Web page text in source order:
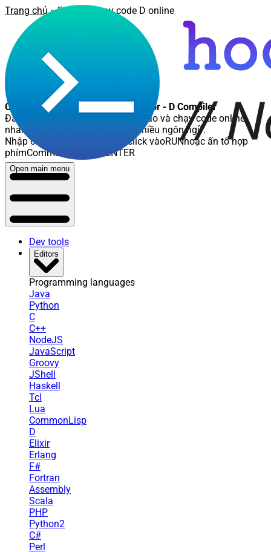
Open main menu
Dev tools
Editors
Programming languages
Java
Python
C
C++
NodeJS
JavaScript
Groovy
JShell
Haskell
Tcl
Lua
CommonLisp
D
Elixir
Erlang
F#
Fortran
Assembly
Scala
PHP
Python2
C#
Perl
Trang chủ»Editor » Chạy code D online
Chạy code D online - Online D Editor - D Compiler
Đây là nơi các bạn có thể soạn thảo và chạy code online,
nhanh chóng và tiện lợi, hỗ trợ nhiều ngôn ngữ.
Nhập code cần chạy, sau đó click vàoRUNhoặc ấn tổ hợp
phímCommand (Ctrl) + ENTER